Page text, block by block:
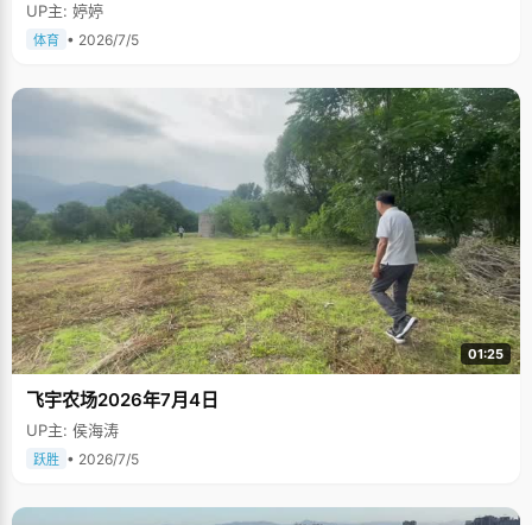
UP主: 婷婷
体育 • 2026/7/5
01:25
飞宇农场2026年7月4日
UP主: 侯海涛
跃胜 • 2026/7/5